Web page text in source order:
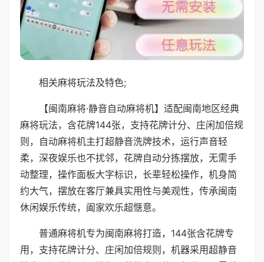
相关麻将玩法及特色;
【闽南麻将·静音自动麻将机】适配闽南地区经典
麻将玩法，含花牌144张，支持花牌计分、庄闲加倍规
则，自动麻将机主打超静音洗牌技术，运行声音轻
柔，深夜娱乐也不扰邻，花牌自动分拣摆放，无需手
动整理，操作面板大字标识，长辈轻松操作，机身简
约大气，摆放在客厅兼具实用性与美观性，传承闽南
休闲娱乐传统，阖家欢乐超惬意。
普通麻将机专为闽南麻将打造，144张含花牌专
用，支持花牌计分、庄闲加倍规则，机器采用超静音